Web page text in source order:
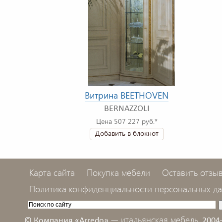
Витрина BEETHOVEN
BERNAZZOLI
Цена 507 227 руб.*
Добавить в блокнот
Карта сайта Покупка мебели
Оставить отзыв
Политика конфиденциальности персональных